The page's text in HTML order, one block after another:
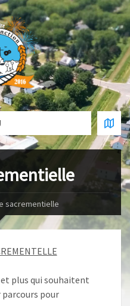
sacrementielle
et plus qui souhaitent
pour